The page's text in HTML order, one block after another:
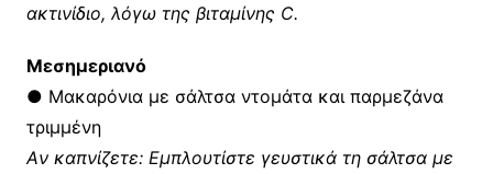
ακτινίδιο, λόγω της βιταμίνης C.
Mεσημεριανό
● Mακαρόνια με σάλτσα ντομάτα και παρμεζάνα
τριμμένη
Aν καπνίζετε: Eμπλουτίστε γευστικά τη σάλτσα με